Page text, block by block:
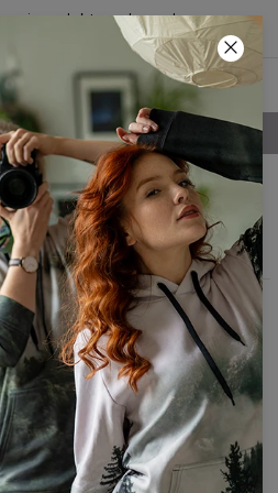
produkt za darmo!
POWYŻEJ 250 ZŁ
Polecane
produktów…